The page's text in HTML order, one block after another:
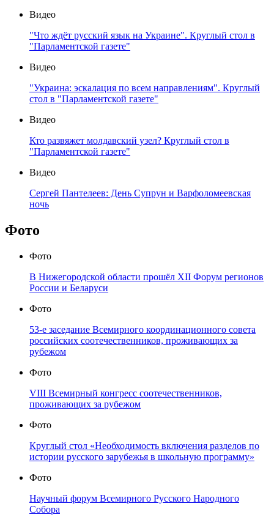
Видео
"Что ждёт русский язык на Украине". Круглый стол в
"Парламентской газете"
Видео
"Украина: эскалация по всем направлениям". Круглый
стол в "Парламентской газете"
Видео
Кто развяжет молдавский узел? Круглый стол в
"Парламентской газете"
Видео
Сергей Пантелеев: День Супрун и Варфоломеевская
ночь
Фото
Фото
В Нижегородской области прошёл XII Форум регионов
России и Беларуси
Фото
53-е заседание Всемирного координационного совета
российских соотечественников, проживающих за
рубежом
Фото
VIII Всемирный конгресс соотечественников,
проживающих за рубежом
Фото
Круглый стол «Необходимость включения разделов по
истории русского зарубежья в школьную программу»
Фото
Научный форум Всемирного Русского Народного
Собора